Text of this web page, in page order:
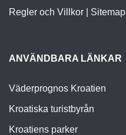
Regler och Villkor
Sitemap
ANVÄNDBARA LÄNKAR
Väderprognos Kroatien
Kroatiska turistbyrån
Kroatiens parker